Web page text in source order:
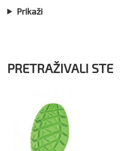
Prikaži
PRETRAŽIVALI STE